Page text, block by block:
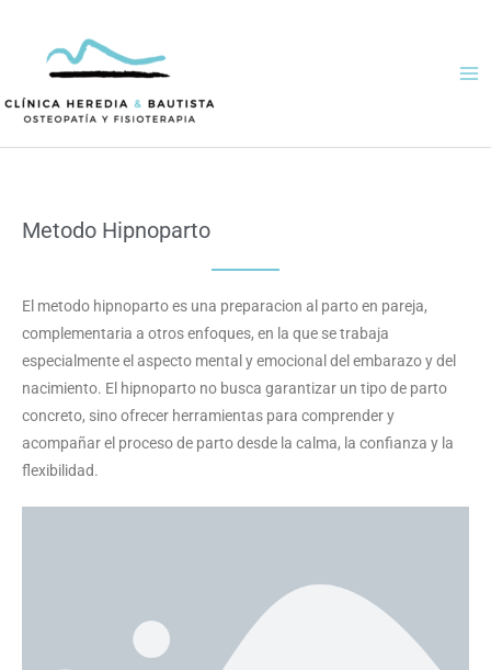
contenido
Metodo Hipnoparto
El metodo hipnoparto es una preparacion al parto en pareja,
complementaria a otros enfoques, en la que se trabaja
especialmente el aspecto mental y emocional del embarazo y del
nacimiento. El hipnoparto no busca garantizar un tipo de parto
concreto, sino ofrecer herramientas para comprender y
acompañar el proceso de parto desde la calma, la confianza y la
flexibilidad.